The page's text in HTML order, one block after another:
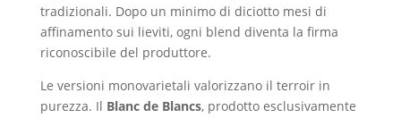
tradizionali. Dopo un minimo di diciotto mesi di
affinamento sui lieviti, ogni blend diventa la firma
riconoscibile del produttore.
Le versioni monovarietali valorizzano il terroir in
purezza. Il Blanc de Blancs, prodotto esclusivamente